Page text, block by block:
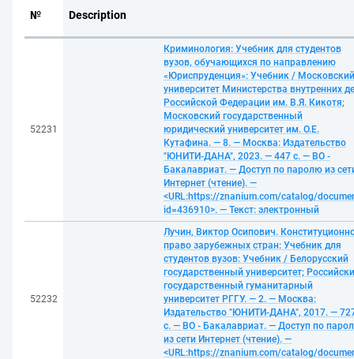
№ Description
52231
Криминология: Учебник для студентов
вузов, обучающихся по направлению
«Юриспруденция»: Учебник / Московский
университет Министерства внутренних
Российской Федерации им. В.Я. Кикотя;
Московский государственный
юридический университет им. О.Е.
Кутафина. — 8. — Москва: Издательство
"ЮНИТИ-ДАНА", 2023. — 447 с. — ВО -
Бакалавриат. — Доступ по паролю из
Интернет (чтение). —
<URL:https://znanium.com/catalog/
id=436910>. — Текст: электронный
52232
Лучин, Виктор Осипович.
право зарубежных стран: Учебник для
студентов вузов: Учебник / Белорусский
государственный университет;
государственный гуманитарный
университет РГГУ. — 2. — Москва:
Издательство "ЮНИТИ-ДАНА", 2017. —
с. — ВО - Бакалавриат. — Доступ по
из сети Интернет (чтение). —
<URL:https://znanium.com/catalog/